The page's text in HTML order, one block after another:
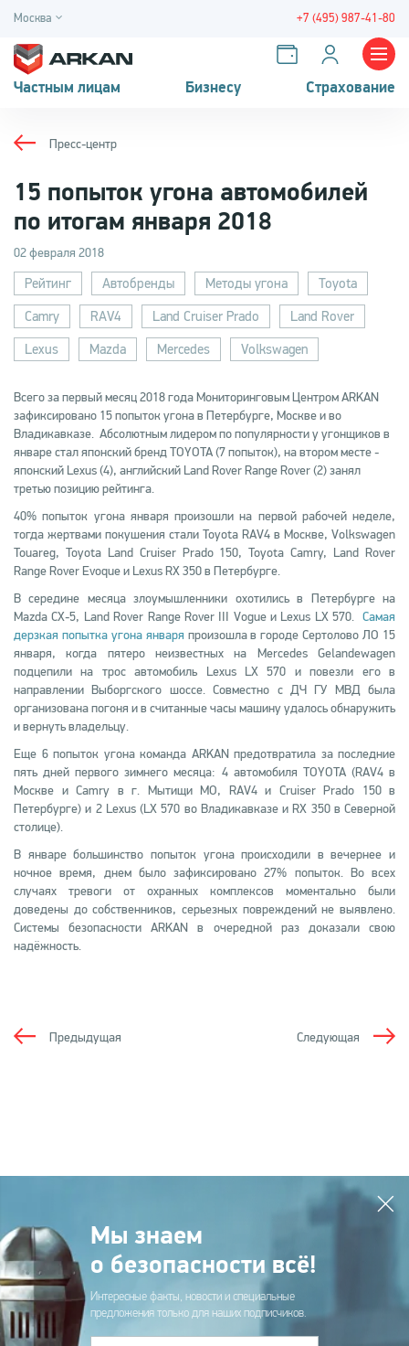
Москва +7 (495) 987-41-80
Частным лицам Бизнесу Страхование
Пресс-центр
15 попыток угона автомобилей
по итогам января 2018
02 февраля 2018
Рейтинг Автобренды Методы угона
Toyota
Camry
RAV4 Land Cruiser Prado
Land Rover
Lexus
Mazda Mercedes Volkswagen
Всего за первый месяц 2018 года Мониторинговым ЦентромARKAN
зафиксировано 15 попыток угона в Петербурге, Москве и во
Владикавказе. Абсолютным лидером по популярности у угонщиков в
январе стал японский брендTOYOTA(7 попыток), на втором месте -
японский Lexus (4), английский Land Rover Range Rover (2) занял
третью позицию рейтинга.
40% попыток угона января произошли на первой рабочей неделе,
тогда жертвами покушения стали Toyota RAV4 в Москве, Volkswagen
Touareg, Toyota Land Cruiser Prado 150, Toyota Camry, Land Rover
Range Rover Evoque и Lexus RX 350 в Петербурге.
В середине месяца злоумышленники охотились в Петербурге на
Mazda CX-5, Land Rover Range Rover III Vogue и Lexus LX 570. Самая
дерзкая попытка угона января произошла в городе Сертолово ЛО 15
января, когда пятеро неизвестных на Mercedes Gelandewagen
подцепили на трос автомобиль Lexus LX 570 и повезли его в
направлении Выборгского шоссе. Совместно с ДЧ ГУ МВД была
организована погоня и в считанные часы машину удалось обнаружить
и вернуть владельцу.
Еще 6 попыток угона команда ARKAN предотвратила за последние
пять дней первого зимнего месяца: 4 автомобиля TOYOTA (RAV4 в
Москве и Camry в г. Мытищи МО, RAV4 и Cruiser Prado 150 в
Петербурге) и 2 Lexus (LX 570 во Владикавказе и RX 350 в Северной
столице).
В январе большинство попыток угона происходили в вечернее и
ночное время, днем было зафиксировано 27% попыток. Во всех
случаях тревоги от охранных комплексов моментально были
доведены до собственников, серьезных повреждений не выявлено.
Системы безопасностиARKAN
в очередной раз доказали свою
надёжность.
Следующая
Предыдущая
Мы знаем
о безопасности всё!
Интересные факты, новости и специальные
предложения только для наших подписчиков.